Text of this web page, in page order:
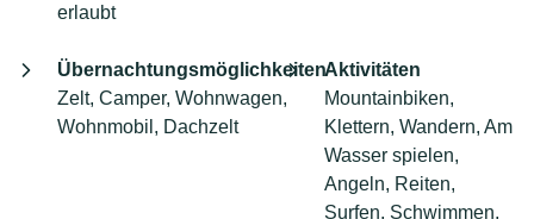
erlaubt
Übernachtungsmöglichkeiten
Zelt, Camper, Wohnwagen,
Wohnmobil, Dachzelt
Aktivitäten
Mountainbiken,
Klettern, Wandern, Am
Wasser spielen,
Angeln, Reiten,
Surfen, Schwimmen,